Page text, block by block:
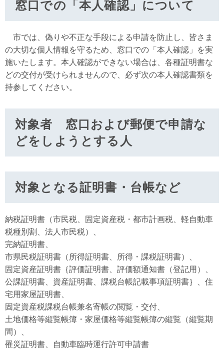
窓口での「本人確認」について
市では、偽りや不正な手段による申請を防止し、皆さま
の大切な個人情報を守るため、窓口での「本人確認」を実
施いたします。本人確認ができない場合は、各種証明書な
どの交付が受けられませんので、必ず次の本人確認書類を
持参してください。
対象者 窓口および郵便で申請な
どをしようとする人
対象となる証明書・台帳など
納税証明書（市民税、固定資産税・都市計画税、軽自動車
税種別割、法人市民税）、
完納証明書、
市県民税証明書（所得証明書、所得・課税証明書）、
固定資産証明書｛評価証明書、評価額通知書（登記用）、
公課証明書、資産証明書、課税台帳記載事項証明書｝、住
宅用家屋証明書、
固定資産税課税台帳兼名寄帳の閲覧・交付、
土地価格等縦覧帳簿・家屋価格等縦覧帳簿の縦覧（縦覧期
間）、
罹災証明書、自動車臨時運行許可申請書